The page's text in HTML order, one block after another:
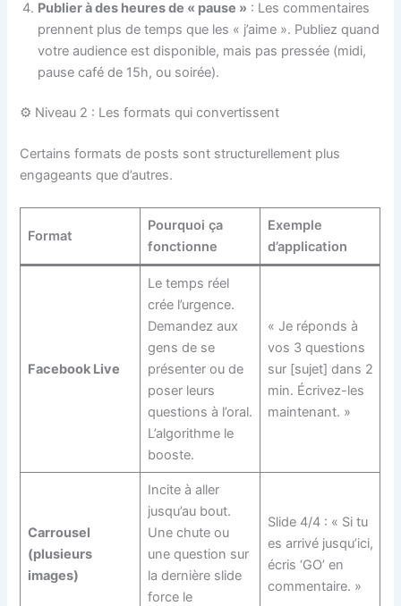
Publier à des heures de « pause » : Les commentaires
prennent plus de temps que les « j’aime ». Publiez quand
votre audience est disponible, mais pas pressée (midi,
pause café de 15h, ou soirée).
⚙️ Niveau 2 : Les formats qui convertissent
Certains formats de posts sont structurellement plus
engageants que d’autres.
Format
Pourquoi ça
fonctionne
Exemple
d’application
Facebook Live
Le temps réel
crée l’urgence.
Demandez aux
gens de se
présenter ou de
poser leurs
questions à l’oral.
L’algorithme le
booste.
« Je réponds à
vos 3 questions
sur [sujet] dans 2
min. Écrivez-les
maintenant. »
Carrousel
(plusieurs
images)
Incite à aller
jusqu’au bout.
Une chute ou
une question sur
la dernière slide
force le
Slide 4/4 : « Si tu
es arrivé jusqu’ici,
écris ‘GO’ en
commentaire. »